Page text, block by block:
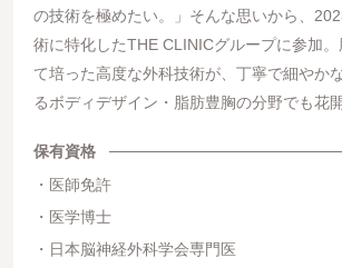
の技術を極めたい。」そんな思いから、
術に特化したTHE CLINICグループに参加
て培った⾼度な外科技術が、丁寧で細やか
るボディデザイン・脂肪豊胸の分野でも花開
保有資格
医師免許
医学博士
日本脳神経外科学会専門医